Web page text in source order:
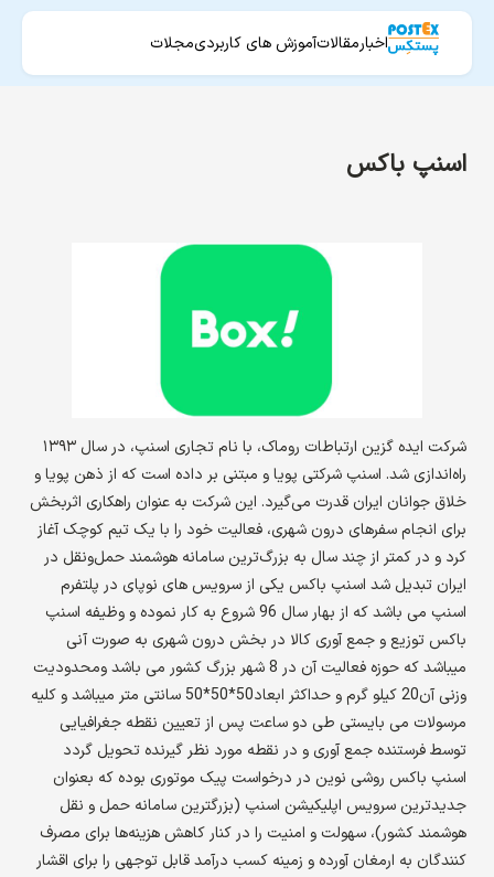
اخبارمقالاتآموزش های کاربردیمجلات
اسنپ باکس
شرکت ایده گزین ارتباطات روماک، با نام تجاری اسنپ، در سال ۱۳۹۳
راه‌اندازی شد. اسنپ شرکتی پویا و مبتنی بر داده است که از ذهن پویا و
خلاق جوانان ایران قدرت می‌گیرد. این شرکت به عنوان راهکاری اثربخش
برای انجام سفرهای درون شهری، فعالیت خود را با یک تیم کوچک آغاز
کرد و در کمتر از چند سال به بزرگ‌ترین سامانه هوشمند حمل‌ونقل در
ایران تبدیل شد اسنپ باکس یکی از سرویس های نوپای در پلتفرم
اسنپ می باشد که از بهار سال 96 شروع به کار نموده و وظیفه اسنپ
باکس توزیع و جمع آوری کالا در بخش درون شهری به صورت آنی
میباشد که حوزه فعالیت آن در 8 شهر بزرگ کشور می باشد ومحدودیت
وزنی آن20 کیلو گرم و حداکثر ابعاد50*50*50 سانتی متر میباشد و کلیه
مرسولات می بایستی طی دو ساعت پس از تعیین نقطه جغرافیایی
توسط فرستنده جمع آوری و در نقطه مورد نظر گیرنده تحویل گردد
اسنپ باکس روشی نوین در درخواست پیک موتوری بوده که بعنوان
جدیدترین سرویس اپلیکیشن اسنپ (بزرگترین سامانه حمل و نقل
هوشمند کشور)، سهولت و امنیت را در کنار کاهش هزینه‌ها برای مصرف
کنندگان به ارمغان آورده و زمینه کسب درآمد قابل توجهی را برای اقشار